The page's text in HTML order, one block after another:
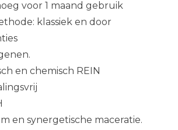
voor 1 maand gebruik
klassiek en door
en chemisch REIN
en synergetische maceratie.